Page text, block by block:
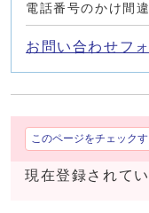
電話番号のかけ間
お問い合わせフ
このページをチェック
現在登録されてい